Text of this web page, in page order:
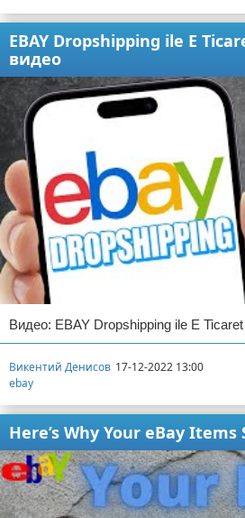
EBAY Dropshipping ile E
видео
Видео: EBAY Dropshipping ile E Ticaret
Викентий Денисов 17-12-2022 13:00
ebay
Here’s Why Your eBay